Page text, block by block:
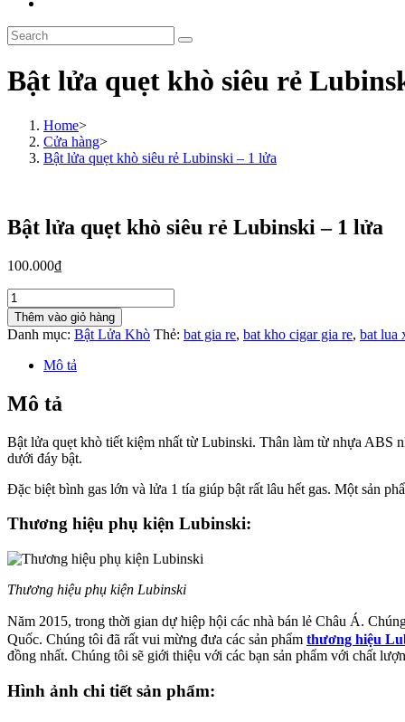
search
Search
this
Bật lửa quẹt khò siêu rẻ
Home>
Cửa hàng>
Bật lửa quẹt khò siêu rẻ Lubinski – 1 lửa
Bật lửa quẹt khò siêu rẻ Lubinski – 1 lửa
100.000₫
Bật
lửa
quẹt
khò
Lubinski
-
lửa
số
Thêm vào giỏ hàng
Danh mục: Bật Lửa Khò Thẻ: bat gia re, bat kho cigar gia re, bat lua
Mô tả
Mô tả
Bật lửa quẹt khò tiết kiệm nhất từ Lubinski. Thân làm từ nhựa ABS
dưới đáy bật.
Đặc biệt bình gas lớn và lửa 1 tía giúp bật rất lâu hết gas. Một sản
Thương hiệu phụ kiện Lubinski:
Thương hiệu phụ kiện Lubinski
Năm 2015, trong thời gian dự hiệp hội các nhà bán lẻ Châu Á.
Quốc. Chúng tôi đã rất vui mừng đưa các sản phẩm thương hiệu
đồng nhất. Chúng tôi sẽ giới thiệu với các bạn sản phẩm với chất
Hình ảnh chi tiết sản phẩm: